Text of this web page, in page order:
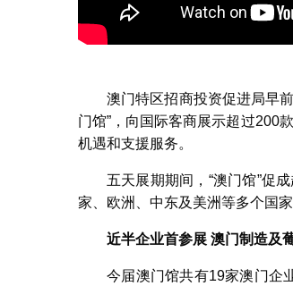
澳门特区招商投资促进局早
门馆”，向国际客商展示超过200
机遇和支援服务。
五天展期期间，“澳门馆”促
家、欧洲、中东及美洲等多个国
近半企业首参展 澳门制造及
今届澳门馆共有19家澳门企